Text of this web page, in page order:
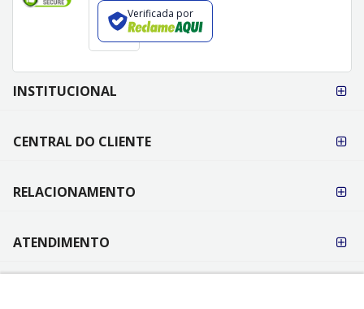
Verificada por
FORMAS DE
PAGAMENTO
INSTITUCIONAL
CENTRAL DO CLIENTE
RELACIONAMENTO
ATENDIMENTO